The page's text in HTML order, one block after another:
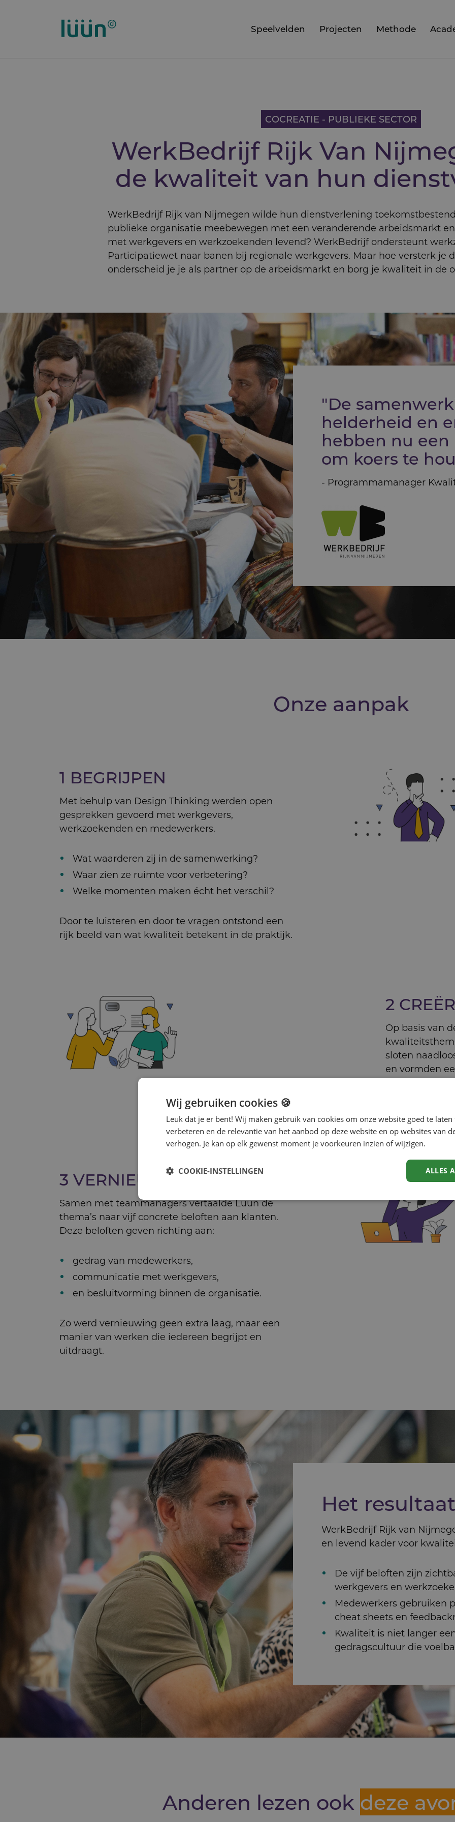
Speelvelden Projecten Methode
COCREATIE - PUBLIEKE SECTOR
WerkBedrijf Rijk Van
de kwaliteit van hun
WerkBedrijf Rijk van Nijmegen wilde hun dienstverlening
publieke organisatie meebewegen met een veranderende arbeidsmarkt
met werkgevers en werkzoekenden levend? WerkBedrijf ondersteunt
Participatiewet naar banen bij regionale werkgevers. Maar hoe versterk je
onderscheid je je als partner op de arbeidsmarkt en borg je kwaliteit in de
"De
helderheid en
hebben nu
om koers te
- Programmamanager
Onze aanpak
1 BEGRIJPEN
Met behulp van Design Thinking werden open
gesprekken gevoerd met werkgevers,
werkzoekenden en medewerkers.
Wat waarderen zij in de samenwerking?
Waar zien ze ruimte voor verbetering?
Welke momenten maken écht het verschil?
Door te luisteren en door te vragen ontstond een
rijk beeld van wat kwaliteit betekent in de praktijk.
2
Op basis van
sloten
en vormden
dagelijks
continue
3 VERNIEUWEN
Samen met teammanagers vertaalde Lüün de
thema’s naar vijf concrete beloften aan klanten.
Deze beloften geven richting aan:
gedrag van medewerkers,
communicatie met werkgevers,
en besluitvorming binnen de organisatie.
Zo werd vernieuwing geen extra laag, maar een
manier van werken die iedereen begrijpt en
uitdraagt.
Het resultaat
WerkBedrijf Rijk van
en levend kader voor
De vijf beloften zijn
werkgevers en
Medewerkers gebruiken
cheat sheets en
Kwaliteit is niet langer
gedragscultuur die
Anderen lezen ook deze
Wij gebruiken cookies 🍪
Leuk dat je er bent! Wij maken gebruik van cookies om onze website goed te
verbeteren en de relevantie van het aanbod op deze website en op websites van
verhogen. Je kan op elk gewenst moment je voorkeuren inzien of wijzigen.
ALLES
COOKIE-INSTELLINGEN